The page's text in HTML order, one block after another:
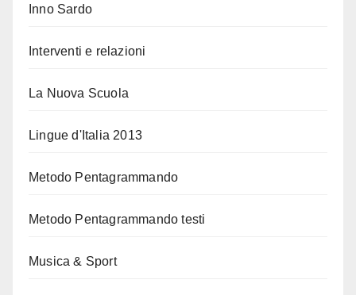
Inno Sardo
Interventi e relazioni
La Nuova Scuola
Lingue d'Italia 2013
Metodo Pentagrammando
Metodo Pentagrammando testi
Musica & Sport